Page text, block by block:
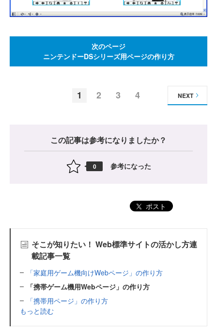
次のページ
ニンテンドーDSシリーズ用ページの作り方
1 2 3 4 NEXT
この記事は参考になりましたか？
0 参考になった
ポスト
そこが知りたい！ Web標準サイトの活かし方連
載記事一覧
「家庭用ゲーム機向けWebページ」の作り方
「携帯ゲーム機用Webページ」の作り方
「携帯用ページ」の作り方
もっと読む